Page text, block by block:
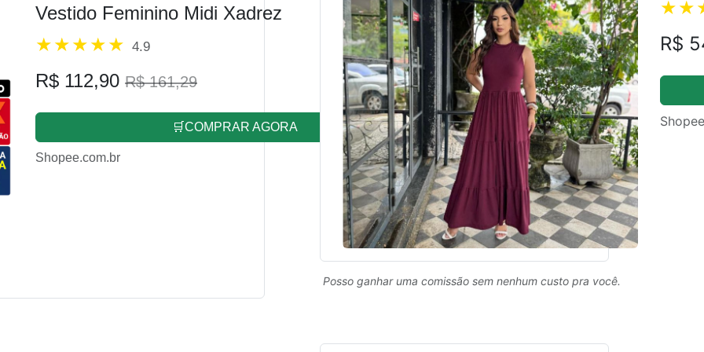
Vestido Feminino Midi Xadrez
4.9
R$ 112,90 R$ 161,29
🛒COMPRAR AGORA
Shopee.com.br
R$
Posso ganhar uma comissão sem nenhum custo pra você.